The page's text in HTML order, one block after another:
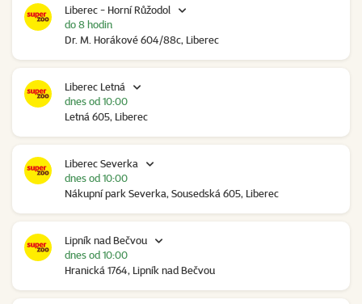
Liberec - Horní Růžodol
Dr. M. Horákové 604/88c, Liberec
do 8 hodin
Liberec Letná
Letná 605, Liberec
dnes od 10:00
Liberec Severka
Nákupní park Severka, Sousedská 605, Liberec
dnes od 10:00
Lipník nad Bečvou
Hranická 1764, Lipník nad Bečvou
dnes od 10:00